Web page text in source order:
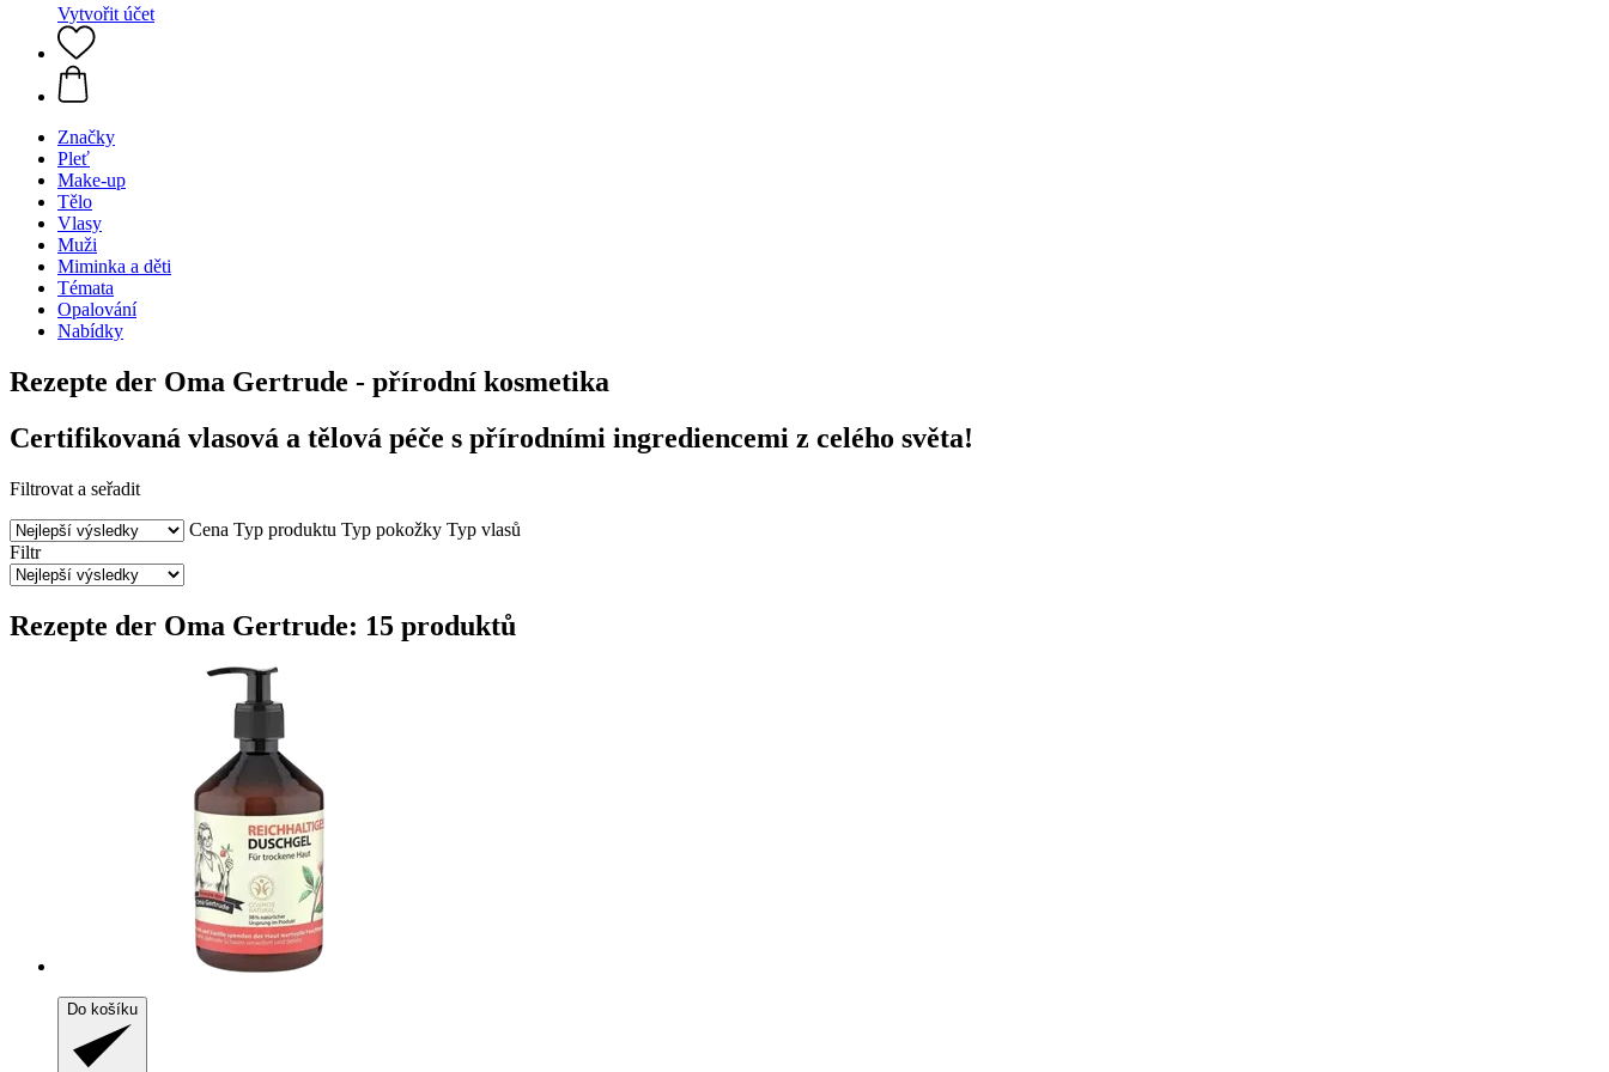
Vytvořit účet
Značky
Pleť
Make-up
Tělo
Vlasy
Muži
Miminka a děti
Témata
Opalování
Nabídky
Rezepte der Oma Gertrude - přírodní kosmetika
Certifikovaná vlasová a tělová péče s přírodními ingrediencemi z celého světa!
Filtrovat a seřadit
Cena Typ produktu Typ pokožky Typ vlasů
Filtr
Rezepte der Oma Gertrude: 15 produktů
Do košíku